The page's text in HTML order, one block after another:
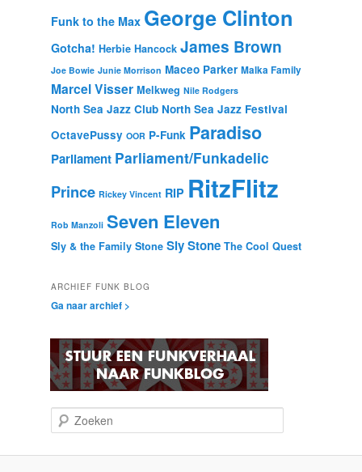
Funk to the Max George Clinton
Gotcha! Herbie Hancock James Brown
Joe Bowie Junie Morrison Maceo Parker Malka Family
Marcel Visser Melkweg Nile Rodgers
North Sea Jazz Club North Sea Jazz Festival
OctavePussy OOR P-Funk Paradiso
Parliament Parliament/Funkadelic
Prince Rickey Vincent RIP RitzFlitz
Rob Manzoli Seven Eleven
Sly & the Family Stone Sly Stone The Cool Quest
ARCHIEF FUNK BLOG
Ga naar archief >
o